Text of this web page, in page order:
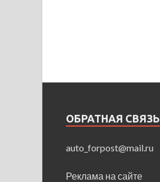
ОБРАТНАЯ СВЯЗЬ
auto_forpost@mail.ru
Реклама на сайте